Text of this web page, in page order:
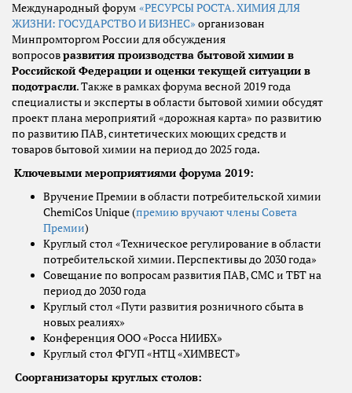
Международный форум «РЕСУРСЫ РОСТА. ХИМИЯ ДЛЯ
ЖИЗНИ: ГОСУДАРСТВО И БИЗНЕС» организован
Минпромторгом России для обсуждения
вопросовразвития производства бытовой химии в
Российской Федерации и оценки текущей ситуации в
подотрасли. Также в рамках форума весной 2019 года
специалисты и эксперты в области бытовой химии обсудят
проект плана мероприятий «дорожная карта» по развитию
по развитию ПАВ, синтетических моющих средств и
товаров бытовой химии на период до 2025 года.
Ключевыми мероприятиями форума 2019:
Вручение Премии в области потребительской химии
ChemiCоs Unique (премию вручают члены Совета
Премии)
Круглый стол «Техническое регулирование в области
потребительской химии. Перспективы до 2030 года»
Совещание по вопросам развития ПАВ, СМС и ТБТ на
период до 2030 года
Круглый стол «Пути развития розничного сбыта в
новых реалиях»
Конференция ООО «Росса НИИБХ»
Круглый стол ФГУП «НТЦ «ХИМВЕСТ»
Соорганизаторы круглых столов: